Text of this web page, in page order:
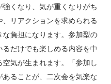
くなり、気が重くなりがち
リアクションを求められる
負担になります。参加型の
だけでも楽しめる内容を中
気が生まれます。「参加し
ることが、二次会を気楽な